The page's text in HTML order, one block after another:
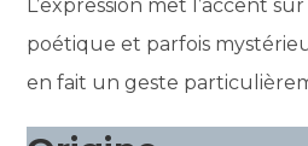
L’expression met l’accent
poétique et parfois
en fait un geste